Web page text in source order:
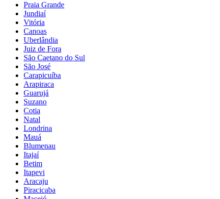
Praia Grande
Jundiaí
Vitória
Canoas
Uberlândia
Juiz de Fora
São Caetano do Sul
São José
Carapicuíba
Arapiraca
Guarujá
Suzano
Cotia
Natal
Londrina
Mauá
Blumenau
Itajaí
Betim
Itapevi
Aracaju
Piracicaba